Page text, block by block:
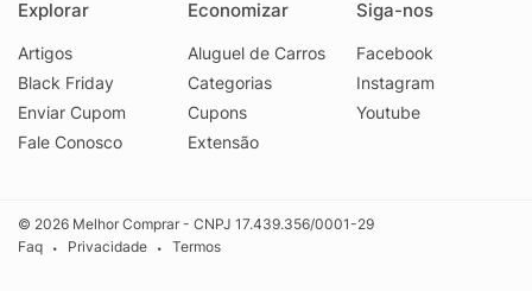
Explorar
Artigos
Black Friday
Enviar Cupom
Fale Conosco
Economizar
Aluguel de Carros
Categorias
Cupons
Extensão
Siga-nos
Facebook
Instagram
Youtube
© 2026 Melhor Comprar - CNPJ 17.439.356/0001-29
Faq
• Privacidade • Termos